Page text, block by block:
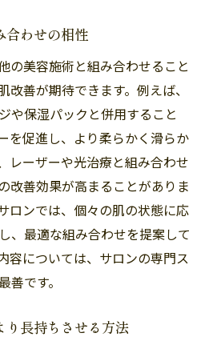
合わせの相性
の美容施術と組み合わせること
改善が期待できます。例えば、
や保湿パックと併用すること
を促進し、より柔らかく滑らか
レーザーや光治療と組み合わせ
改善効果が高まることがありま
ロンでは、個々の肌の状態に応
、最適な組み合わせを提案して
容については、サロンの専門ス
善です。
り長持ちさせる方法